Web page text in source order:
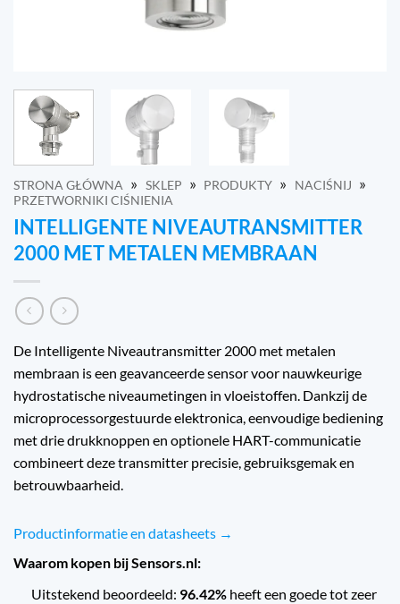
STRONA GŁÓWNA » SKLEP » PRODUKTY » NACIŚNIJ »
PRZETWORNIKI CIŚNIENIA
INTELLIGENTE NIVEAUTRANSMITTER
2000 MET METALEN MEMBRAAN
De Intelligente Niveautransmitter 2000 met metalen
membraan is een geavanceerde sensor voor nauwkeurige
hydrostatische niveaumetingen in vloeistoffen. Dankzij de
microprocessorgestuurde elektronica, eenvoudige bediening
met drie drukknoppen en optionele HART-communicatie
combineert deze transmitter precisie, gebruiksgemak en
betrouwbaarheid.
Productinformatie en datasheets →
Waarom kopen bij Sensors.nl:
Uitstekend beoordeeld: 96.42% heeft een goede tot zeer